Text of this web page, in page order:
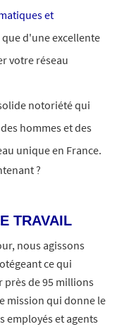
et
que d'une excellente
votre réseau
notoriété qui
des hommes et des
unique en France.
?
TRAVAIL
nous agissons
ce qui
près de 95 millions
mission qui donne le
employés et agents